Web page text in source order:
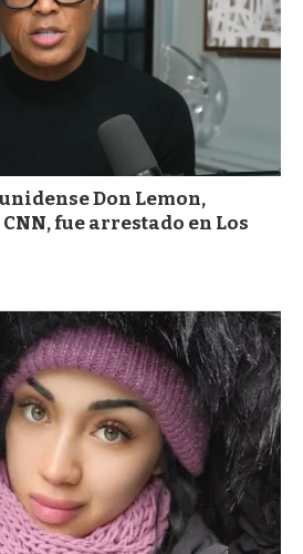
Don Lemon,
fue arrestado en Los